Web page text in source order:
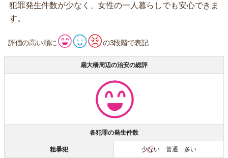
犯罪発生件数が少なく、女性の一人暮らしでも安心できま
す。
評価の高い順に の3段階で表記
扇大橋周辺の治安の総評
各犯罪の発生件数
粗暴犯 少ない普通 多い